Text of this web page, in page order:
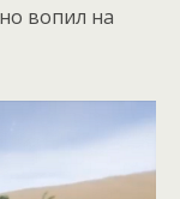
вопил на